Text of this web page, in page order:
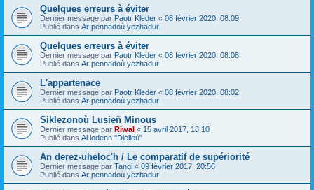
Quelques erreurs à éviter
Dernier message par Paotr Kleder « 08 février 2020, 08:09
Publié dans Ar pennadoù yezhadur
Quelques erreurs à éviter
Dernier message par Paotr Kleder « 08 février 2020, 08:08
Publié dans Ar pennadoù yezhadur
L'appartenace
Dernier message par Paotr Kleder « 08 février 2020, 08:02
Publié dans Ar pennadoù yezhadur
Siklezonoù Lusieñ Minous
Dernier message par Riwal « 15 avril 2017, 18:10
Publié dans Al lodenn "Dielloù"
An derez-uheloc'h / Le comparatif de supériorité
Dernier message par Tangi « 09 février 2017, 20:56
Publié dans Ar pennadoù yezhadur